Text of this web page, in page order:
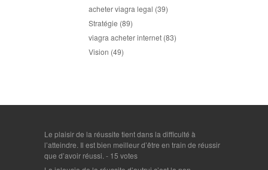
acheter viagra legal (39)
Stratégie (89)
viagra acheter internet (83)
Vision (49)
Le plaisir de la réussite tient dans la difficulté à
l’atteindre. Il est bien meilleur d’être en train de réussir
que d’avoir réussi. - 15 votes